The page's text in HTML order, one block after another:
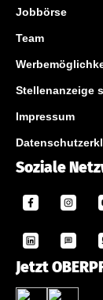
Jobbörse
Team
Stellenanzeige
Impressum
Soziale
Jetzt